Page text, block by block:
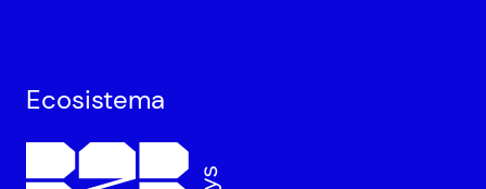
Ecosistema